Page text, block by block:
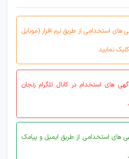
استخدامی از طریق نرم افزار (موبایل
نمایید
های استخدام در کانال تلگرام زنجان
های استخدامی از طریق ایمیل و پیامک